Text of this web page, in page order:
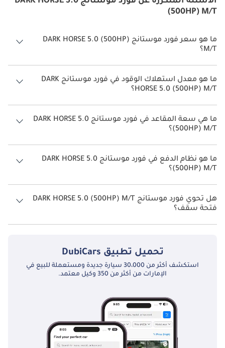
(500HP) M/T
ما هو سعر فورد موستانج DARK HORSE 5.0 (500HP)
M/T؟
سعر فورد موستانج DARK HORSE 5.0 (500HP) M/T هو درهم 345,000.
ما هو معدل استهلاك الوقود في فورد موستانج DARK
HORSE 5.0 (500HP) M/T؟
يبلغ معدل استهلاك الوقود المقترح من الشركة المصنعة لسيارة فورد
موستانج 2026 من 6 كم/ليتر - 7 كم/ليتر.
ما هي سعة المقاعد في فورد موستانج DARK HORSE 5.0
(500HP) M/T؟
تتسع فورد موستانج DARK HORSE 5.0 (500HP) M/T لأ 4 أشخاص.
ما هو نظام الدفع في فورد موستانج DARK HORSE 5.0
(500HP) M/T؟
نظام الدفع في فورد موستانج Rear Wheel Drive DARK HORSE 5.0 (500HP)
M/T.
هل تحوي فورد موستانج DARK HORSE 5.0 (500HP) M/T
فتحة سقف؟
نعم توفر فورد موستانج DARK HORSE 5.0 (500HP) M/T فتحة السقف كخيار.
تحميل تطبيق DubiCars
استكشف أكثر من 30،000 سيارة جديدة ومستعملة للبيع في
الإمارات من أكثر من 350 وكيل معتمد.